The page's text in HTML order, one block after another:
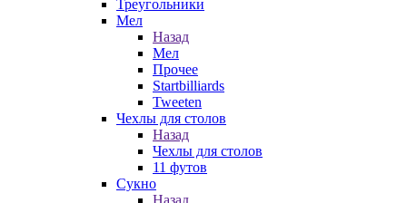
Треугольники
Мел
Назад
Мел
Прочее
Startbilliards
Tweeten
Чехлы для столов
Назад
Чехлы для столов
11 футов
Сукно
Назад